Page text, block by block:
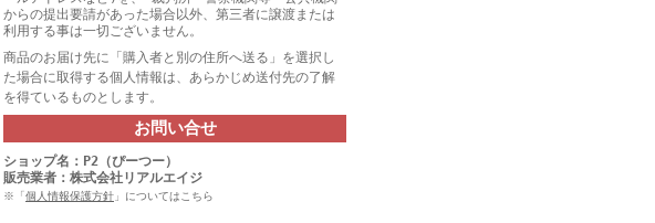
からの提出要請があった場合以外、第三者に譲渡または
利用する事は一切ございません。
商品のお届け先に「購入者と別の住所へ送る」を選択し
た場合に取得する個人情報は、あらかじめ送付先の了解
を得ているものとします。
お問い合せ
ショップ名：P2（ぴーつー）
販売業者：株式会社リアルエイジ
※「個人情報保護方針 」についてはこちら